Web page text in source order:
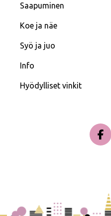
Saapuminen
Koe ja näe
Syö ja juo
Info
Hyödylliset vinkit